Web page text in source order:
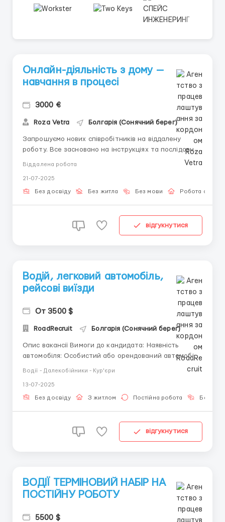
Онлайн-діяльність з дому —
навчання в процесі
3000 €
Roza Vetra Болгарія (Сонячний берег)
Запрошуємо нових співробітників на віддалену
роботу. Все засновано на інструкціях та послідовних
діях.Що ви отримаєте:• Пряму підтримку від команди•
графік виконання• Роботу в зручній системіЩо
потрібно від вас:• Готовність спр...
Віддалена робота
21-07-2025
Без досвіду Без житла Без мови Робота онлайн
відгукнутися
Водій, легковий автомобіль,
рейсові виїзди
От 3500 $
RoadRecruit Болгарія (Сонячний берег)
Опис вакансії Вимоги до кандидата: Наявність
автомобіля: Особистий або орендований автомобіль
з достатньою кількістю місць. Водійські
рівень для спілкування з пасажирами. Навички
роботи з навігацією: Впевнене користування смар...
Водії - Далекобійники - Кур'єри
13-07-2025
Без досвіду З житлом Постійна робота Без
відгукнутися
ВОДІЇ ТЕРМІНОВИЙ НАБІР НА
ПОСТІЙНУ РОБОТУ
5500 $